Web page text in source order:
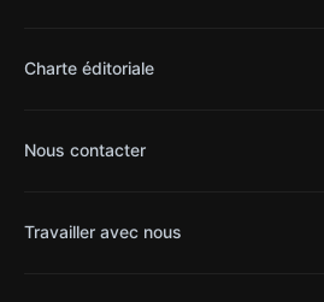
Charte éditoriale
Nous contacter
Travailler avec nous